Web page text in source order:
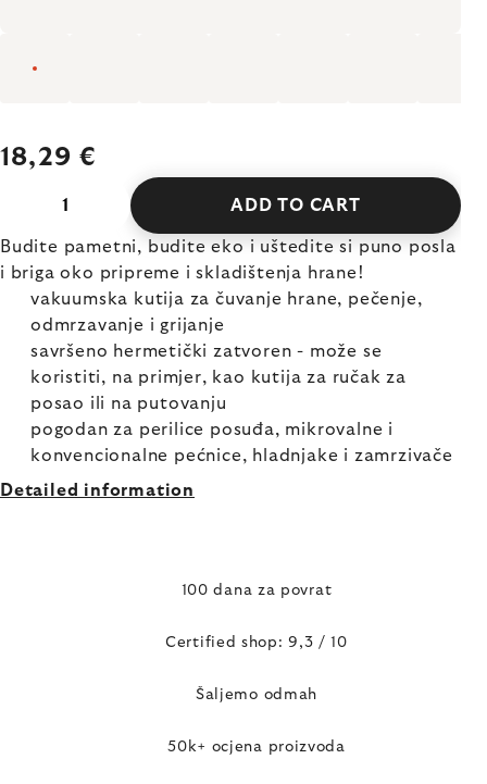
18,29 €
ADD TO CART
Budite pametni, budite eko i uštedite si puno posla
i briga oko pripreme i skladištenja hrane!
vakuumska kutija za čuvanje hrane, pečenje,
odmrzavanje i grijanje
savršeno hermetički zatvoren - može se
koristiti, na primjer, kao kutija za ručak za
posao ili na putovanju
pogodan za perilice posuđa, mikrovalne i
konvencionalne pećnice, hladnjake i zamrzivače
Detailed information
100 dana za povrat
Certified shop: 9,3 / 10
Šaljemo odmah
50k+ ocjena proizvoda